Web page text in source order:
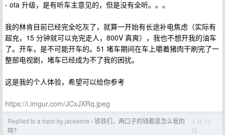
- ota 升级，是有听车主意见的，但是没有全听。。。
我的林肯目前已经完全吃灰了，就算一开始有长途补电焦虑（实际有
超充，15 分钟就可以充完走人，800V 真爽），我也不想开我的油车
了。开车，是不可能开车的。51 堵车期间在车上嚼着猪肉干刷完了一
整部电视剧，堵车已经成为不了我的困扰。
这是我的个人体验，希望可以给你参考
https://i.imgur.com/JCxJXRq.jpeg
Replied to a topic by jacketma › 铁铁们，两口子的钱都是怎么管的
呀？
3 月 13
日